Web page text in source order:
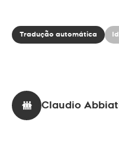
Tradução automática
Claudio